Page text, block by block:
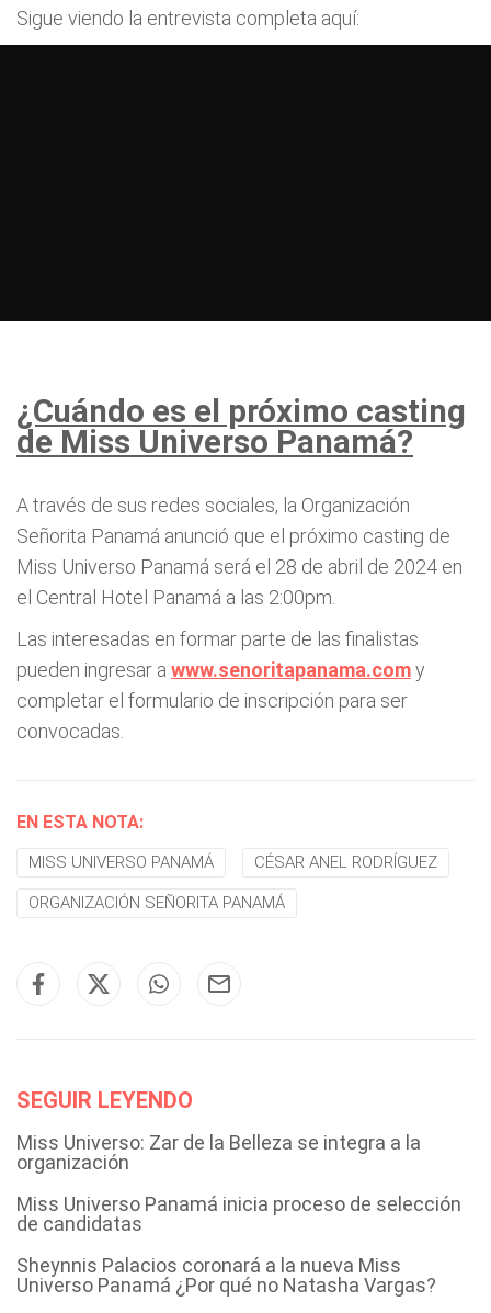
Sigue viendo la entrevista completa aquí:
¿Cuándo es el próximo casting
de Miss Universo Panamá?
A través de sus redes sociales, la Organización
Señorita Panamá anunció que el próximo casting de
Miss Universo Panamá será el 28 de abril de 2024 en
el Central Hotel Panamá a las 2:00pm.
Las interesadas en formar parte de las finalistas
pueden ingresar a www.senoritapanama.comy
completar el formulario de inscripción para ser
convocadas.
EN ESTA NOTA:
MISS UNIVERSO PANAMÁ CÉSAR ANEL RODRÍGUEZ
ORGANIZACIÓN SEÑORITA PANAMÁ
SEGUIR LEYENDO
Miss Universo: Zar de la Belleza se integra a la
organización
Miss Universo Panamá inicia proceso de selección
de candidatas
Sheynnis Palacios coronará a la nueva Miss
Universo Panamá ¿Por qué no Natasha Vargas?